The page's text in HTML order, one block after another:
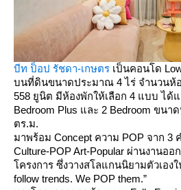
บีท ป็อป รัชดา-เกษตร เป็นคอนโด
บนที่ดินขนาดประมาณ 4 ไร่ จำนวนห้
558 ยูนิต มีห้องพักให้เลือก 4 แบบ ได้แ
Bedroom Plus และ 2 Bedroom ขนา
ตร.ม.
มาพร้อม Concept ความ POP จาก 3
Culture-POP Art-Popular ผ่านงานอ
ครงการ ซึ่งวางสโลแกนนิยามตัวเองใ
follow trends. We POP them.”